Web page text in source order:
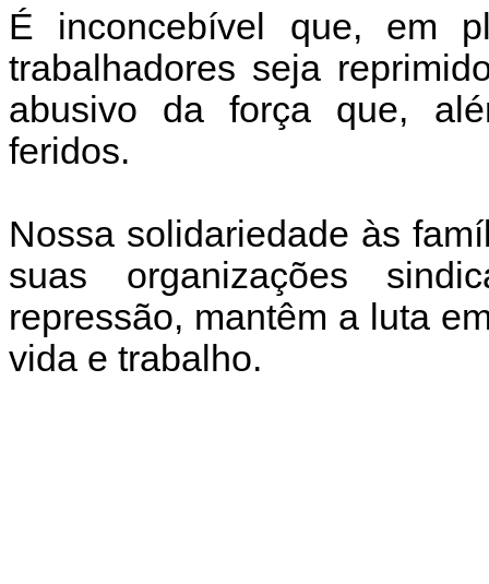
É inconcebível que, em
trabalhadores seja
abusivo da força que,
feridos.
Nossa solidariedade às
suas organizações
repressão, mantêm a luta
vida e trabalho.